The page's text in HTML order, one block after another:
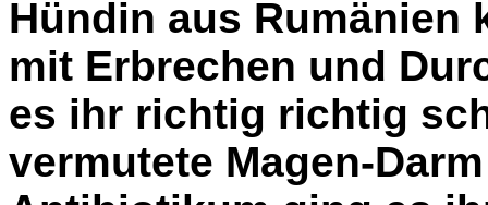
Hündin aus Rumänien
mit Erbrechen und
es ihr richtig richtig
vermutete Magen-